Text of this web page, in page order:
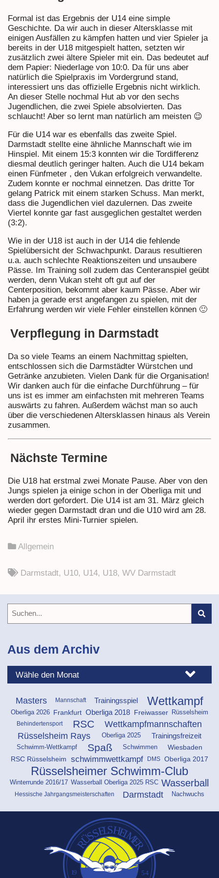
Formal ist das Ergebnis der U14 eine simple
Geschichte. Da wir auch in dieser Altersklasse mit
einigen Ausfällen zu kämpfen hatten und vier Spieler ja
bereits in der U18 mitgespielt hatten, setzten wir
zusätzlich zwei ältere Spieler mit ein. Das bedeutet auf
dem Papier: Niederlage von 10:0. Da für uns aber
natürlich die Spielpraxis im Vordergrund stand,
interessiert uns das offizielle Ergebnis nicht wirklich.
An dieser Stelle nochmal Hut ab vor den sechs
Jugendlichen, die zwei Spiele absolvierten. Das
schlaucht! Aber so lernt man natürlich am meisten 😉
Für die U14 war es ebenfalls das zweite Spiel.
Darmstadt stellte eine ähnliche Mannschaft wie im
Hinspiel. Mit einem 15:3 konnten wir die Tordifferenz
diesmal deutlich geringer halten. Auch die U14 bekam
einen Fünfmeter , den Vukan erfolgreich verwandelte.
Zudem konnte er nochmal einnetzen. Das dritte Tor
gelang Patrick mit einem starken Schuss. Man merkt,
dass die Jugendlichen viel dazulernen. Das zweite
Viertel konnte gar fast ausgeglichen gestaltet werden
(3:2).
Wie in der U18 ist auch in der U14 die fehlende
Spielübersicht der Schwachpunkt. Daraus resultieren
u.a. auch schlechte Reaktionszeiten und unsaubere
Pässe. Im Training soll zudem das Centeranspiel geübt
werden, denn Vukan steht oft gut auf der
Centerposition, bekommt aber kaum Pässe. Aber wir
haben ja gerade erst angefangen zu spielen, mit der
Erfahrung werden wir viele Fehler einstellen können 🙂
Verpflegung in Darmstadt
Da so viele Teams an einem Nachmittag spielten,
entschlossen sich die Darmstädter Würstchen und
Getränke anzubieten. Vielen Dank für die Organisation!
Wir danken auch für die einfache Durchführung – für
uns ist es immer am einfachsten mit mehreren Teams
auswärts zu fahren. Außerdem wächst man so auch
über die verschiedenen Altersklassen hinaus als Verein
zusammen.
Nächste Termine
Die U18 hat erstmal zwei Monate Pause. Aber von den
Jungs spielen ja einige schon in der Oberliga mit und
werden dort gefordert. Die U14 ist am 31. März gleich
wieder gegen Darmstadt dran und die U10 wird am 28.
April ihr erstes Mini-Turnier spielen.
Allgemein
Darmstadt, U10, U14, U18, WV Darmstadt
Aus dem Archiv
Masters Mannschaft Trainingsspiel Wettkampf
Oberliga 2026 Frankfurt Oberliga 2018 Freiwasser Rüsselsheim
Behindertensport RSC
Wettkampfmannschaften
Rüsselsheim Rays
Oberliga 2025 Trainingsfreizeit
Schwimm-Wettkampf Spaß Schwimmen
Wiesbaden
RSC Rüsselsheim
schwimmwettkampf DMS Oberliga 2017
Rüsselsheimer Schwimm-Club
Winterrunde 2016/17 Wasserball Oberliga 2025 RSC Wasserball
Hessische Jahrgangsmeisterschaften Darmstadt Nachwuchs